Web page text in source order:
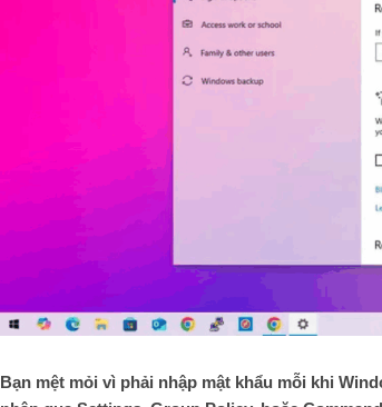
Bạn mệt mỏi vì phải nhập mật khẩu mỗi khi